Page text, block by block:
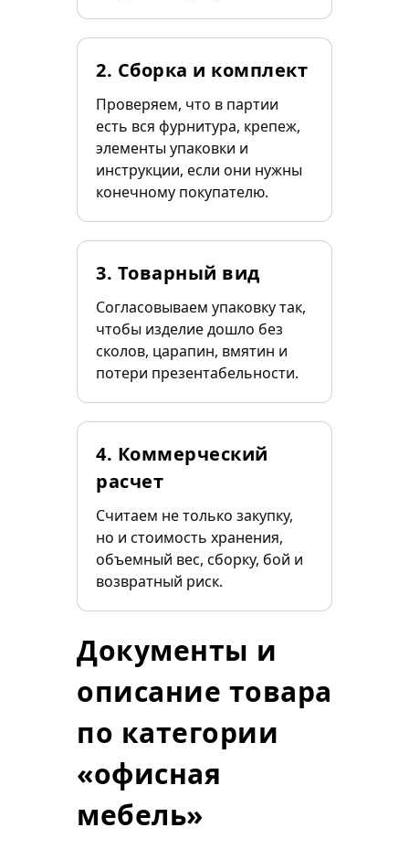
2. Сборка и комплект
Проверяем, что в партии
есть вся фурнитура, крепеж,
элементы упаковки и
инструкции, если они нужны
конечному покупателю.
3. Товарный вид
Согласовываем упаковку так,
чтобы изделие дошло без
сколов, царапин, вмятин и
потери презентабельности.
4. Коммерческий
расчет
Считаем не только закупку,
но и стоимость хранения,
объемный вес, сборку, бой и
возвратный риск.
Документы и
описание товара
по категории
«офисная
мебель»